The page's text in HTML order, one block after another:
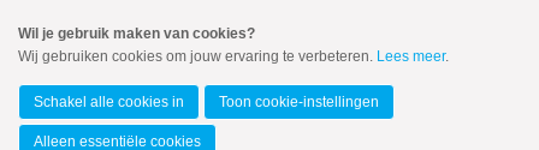
naar
Spring
de
inhoud
Spring
MENU
Wil je gebruik maken van cookies?
Wij gebruiken cookies om jouw ervaring te verbeteren. Lees meer.
Schakel alle cookies in Toon cookie-instellingen
Alleen essentiële cookies